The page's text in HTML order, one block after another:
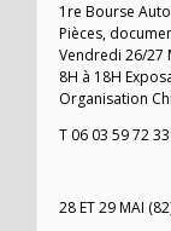
1re Bourse
Pièces,
Vendredi 26/27
8H à 18H
Organisation
T 06 03 59 72 33
28 ET 29 MAI